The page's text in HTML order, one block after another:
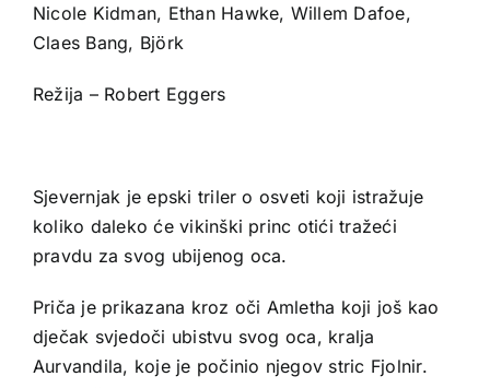
Nicole Kidman, Ethan Hawke, Willem Dafoe,
Claes Bang, Björk
Režija – Robert Eggers
Sjevernjak je epski triler o osveti koji istražuje
koliko daleko će vikinški princ otići tražeći
pravdu za svog ubijenog oca.
Priča je prikazana kroz oči Amletha koji još kao
dječak svjedoči ubistvu svog oca, kralja
Aurvandila, koje je počinio njegov stric Fjolnir.